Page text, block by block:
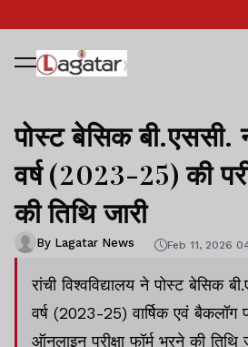
पोस्ट बेसिक बी.एससी.
वर्ष (2023-25) की
की तिथि जारी
By Lagatar News Feb 11, 2026
रांची विश्वविद्यालय ने पोस्ट बेसिक
वर्ष (2023-25) वार्षिक एवं बैकलॉग
ऑनलाइन परीक्षा फॉर्म भरने की तिथि